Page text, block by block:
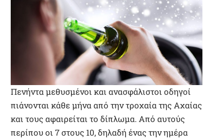
Πενήντα μεθυσμένοι και ανασφάλιστοι οδηγοί
πιάνονται κάθε μήνα από την τροχαία της Αχαίας
και τους αφαιρείται το δίπλωμα. Από αυτούς
περίπου οι 7 στους 10, δηλαδή ένας την ημέρα